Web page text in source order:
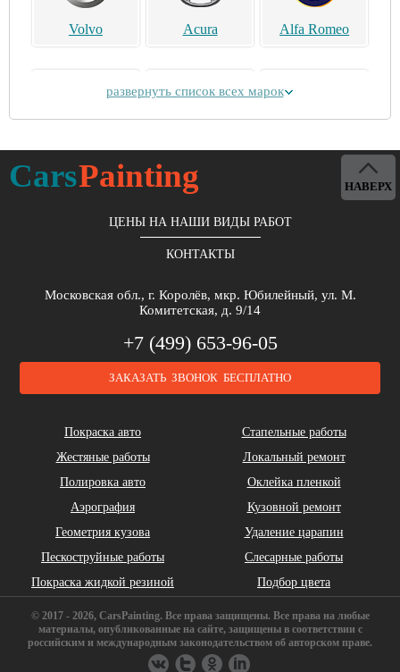
Volvo Acura Alfa Romeo
Daihatsu Dodge
Ferrari
развернуть список всех марок
CarsPainting
ЦЕНЫ НА НАШИ ВИДЫ РАБОТ
КОНТАКТЫ
Московская обл., г. Королёв, мкр. Юбилейный, ул. М.
Комитетская, д. 9/14
+7 (499) 653-96-05
ЗАКАЗАТЬ ЗВОНОК БЕСПЛАТНО
Покраска авто
Стапельные работы
Жестяные работы
Локальный ремонт
Полировка авто
Оклейка пленкой
Аэрография
Кузовной ремонт
Геометрия кузова
Удаление царапин
Пескоструйные работы
Слесарные работы
Покраска жидкой резиной
Подбор цвета
НАВЕРХ
© 2017 - 2026, CarsPainting. Все права защищены. Все права на любые
материалы, опубликованные на сайте, защищены в соответствии с
российским и международным законодательством об авторском праве.